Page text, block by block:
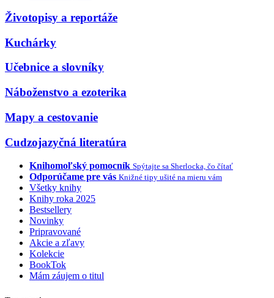
Životopisy a reportáže
Kuchárky
Učebnice a slovníky
Náboženstvo a ezoterika
Mapy a cestovanie
Cudzojazyčná literatúra
Knihomoľský pomocník Spýtajte sa Sherlocka, čo čítať
Odporúčame pre vás Knižné tipy ušité na mieru vám
Všetky knihy
Knihy roka 2025
Bestsellery
Novinky
Pripravované
Akcie a zľavy
Kolekcie
BookTok
Mám záujem o titul